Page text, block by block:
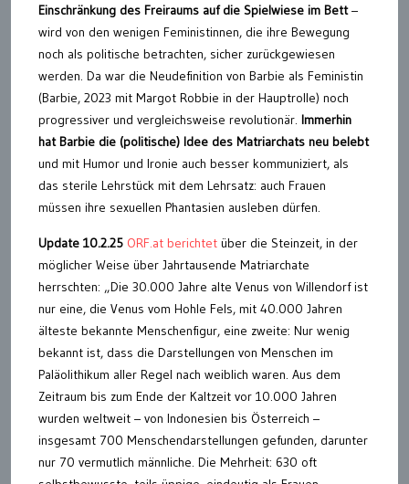
Einschränkung des Freiraums auf die Spielwiese im Bett–
wird von den wenigen Feministinnen, die ihre Bewegung
noch als politische betrachten, sicher zurückgewiesen
werden. Da war die Neudefinition von Barbie als Feministin
(Barbie, 2023 mit Margot Robbie in der Hauptrolle) noch
progressiver und vergleichsweise revolutionär. Immerhin
hat Barbie die (politische) Idee des Matriarchats neu belebt
und mit Humor und Ironie auch besser kommuniziert, als
das sterile Lehrstück mit dem Lehrsatz: auch Frauen
müssen ihre sexuellen Phantasien ausleben dürfen.
Update 10.2.25 ORF.at berichtet über die Steinzeit, in der
möglicher Weise über Jahrtausende Matriarchate
herrschten: „Die 30.000 Jahre alte Venus von Willendorf ist
nur eine, die Venus vom Hohle Fels, mit 40.000 Jahren
älteste bekannte Menschenfigur, eine zweite: Nur wenig
bekannt ist, dass die Darstellungen von Menschen im
Paläolithikum aller Regel nach weiblich waren. Aus dem
Zeitraum bis zum Ende der Kaltzeit vor 10.000 Jahren
wurden weltweit – von Indonesien bis Österreich –
insgesamt 700 Menschendarstellungen gefunden, darunter
nur 70 vermutlich männliche. Die Mehrheit: 630 oft